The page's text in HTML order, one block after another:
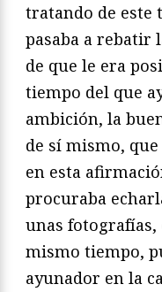
tratando de este
pasaba a rebatir
de que le era
tiempo del que
ambición, la
de sí mismo,
en esta
procuraba
unas fotografías,
mismo tiempo,
ayunador en la